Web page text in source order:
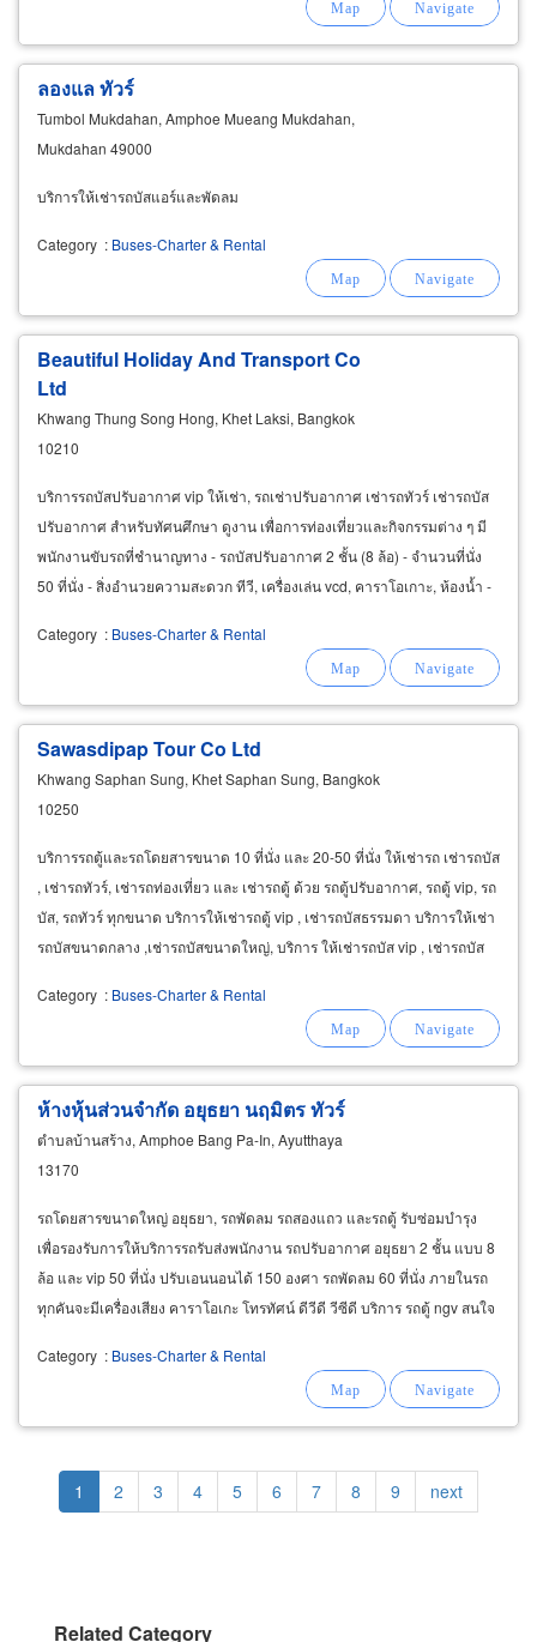
ลองแล ทัวร์
Tumbol Mukdahan, Amphoe Mueang Mukdahan,
Mukdahan 49000
บริการให้เช่ารถบัสแอร์และพัดลม
Category : Buses-Charter & Rental
Beautiful Holiday And Transport Co
Ltd
Khwang Thung Song Hong, Khet Laksi, Bangkok
10210
บริการรถบัสปรับอากาศ vip ให้เช่า, รถเช่าปรับอากาศ เช่ารถทัวร์ เช่ารถบัส
ปรับอากาศ สำหรับทัศนศึกษา ดูงาน เพื่อการท่องเที่ยวและกิจกรรมต่าง ๆ มี
พนักงานขับรถที่ชำนาญทาง - รถบัสปรับอากาศ 2 ชั้น (8 ล้อ) - จำนวนที่นั่ง
50 ที่นั่ง - สิ่งอำนวยความสะดวก ทีวี, เครื่องเล่น vcd, คาราโอเกาะ, ห้องน้ำ -
Category : Buses-Charter & Rental
Sawasdipap Tour Co Ltd
Khwang Saphan Sung, Khet Saphan Sung, Bangkok
10250
บริการรถตู้และรถโดยสารขนาด 10 ที่นั่ง และ 20-50 ที่นั่ง ให้เช่ารถ เช่ารถบัส
, เช่ารถทัวร์, เช่ารถท่องเที่ยว และ เช่ารถตู้ ด้วย รถตู้ปรับอากาศ, รถตู้ vip, รถ
บัส, รถทัวร์ ทุกขนาด บริการให้เช่ารถตู้ vip , เช่ารถบัสธรรมดา บริการให้เช่า
รถบัสขนาดกลาง ,เช่ารถบัสขนาดใหญ่, บริการ ให้เช่ารถบัส vip , เช่ารถบัส
Category : Buses-Charter & Rental
ห้างหุ้นส่วนจำกัด อยุธยา นฤมิตร ทัวร์
ตำบลบ้านสร้าง, Amphoe Bang Pa-In, Ayutthaya
13170
รถโดยสารขนาดใหญ่ อยุธยา, รถพัดลม รถสองแถว และรถตู้ รับซ่อมบำรุง
เพื่อรองรับการให้บริการรถรับส่งพนักงาน รถปรับอากาศ อยุธยา 2 ชั้น แบบ 8
ล้อ และ vip 50 ที่นั่ง ปรับเอนนอนได้ 150 องศา รถพัดลม 60 ที่นั่ง ภายในรถ
ทุกคันจะมีเครื่องเสียง คาราโอเกะ โทรทัศน์ ดีวีดี วีซีดี บริการ รถตู้ ngv สนใจ
Category : Buses-Charter & Rental
Pagination
Current
page
1 Page
2 Page
3 Page
4 Page
5 Page
6 Page
7 Page
8 Page
9
Next
page
next
Related Category